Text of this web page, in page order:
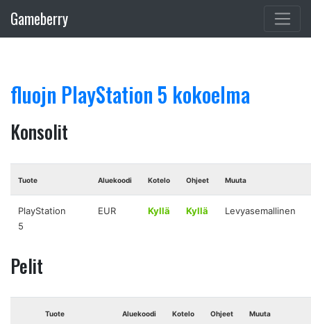
Gameberry
fluojn PlayStation 5 kokoelma
Konsolit
Tuote Aluekoodi Kotelo Ohjeet Muuta
PlayStation
5
EUR Kyllä Kyllä Levyasemallinen
Pelit
Tuote Aluekoodi Kotelo Ohjeet Muuta